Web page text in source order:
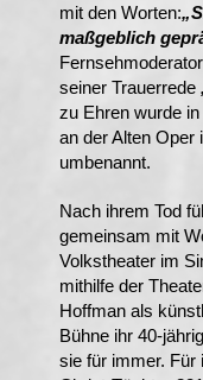
mit den Worten:
maßgeblich
seiner Trauerrede
zu Ehren wurde
an der Alten Oper
umbenannt.
Nach ihrem Tod
gemeinsam mit
Volkstheater im
mithilfe der
Hoffman als
Bühne ihr 40-
sie für immer. Für